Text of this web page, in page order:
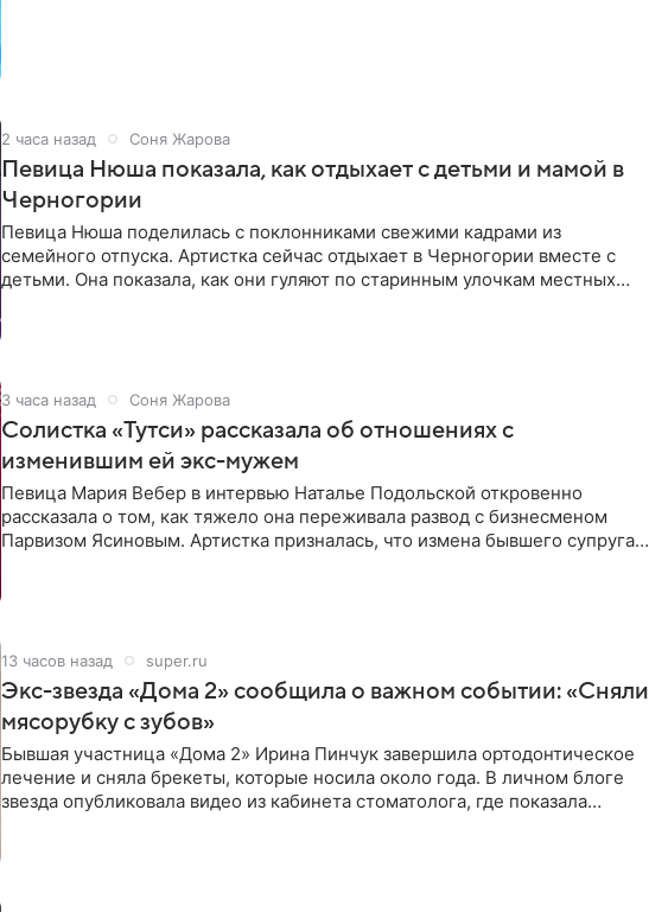
2 часа назад Соня Жарова
Певица Нюша показала, как отдыхает с детьми и мамой в
Черногории
Певица Нюша поделилась с поклонниками свежими кадрами из
семейного отпуска. Артистка сейчас отдыхает в Черногории вместе с
детьми. Она показала, как они гуляют по старинным улочкам местных
3 часа назад Соня Жарова
Солистка «Тутси» рассказала об отношениях с
изменившим ей экс-мужем
Певица Мария Вебер в интервью Наталье Подольской откровенно
рассказала о том, как тяжело она переживала развод с бизнесменом
Парвизом Ясиновым. Артистка призналась, что измена бывшего супруга
13 часов назад super.ru
Экс-звезда «Дома 2» сообщила о важном событии: «Сняли
мясорубку с зубов»
Бывшая участница «Дома 2» Ирина Пинчук завершила ортодонтическое
лечение и сняла брекеты, которые носила около года. В личном блоге
звезда опубликовала видео из кабинета стоматолога, где показала